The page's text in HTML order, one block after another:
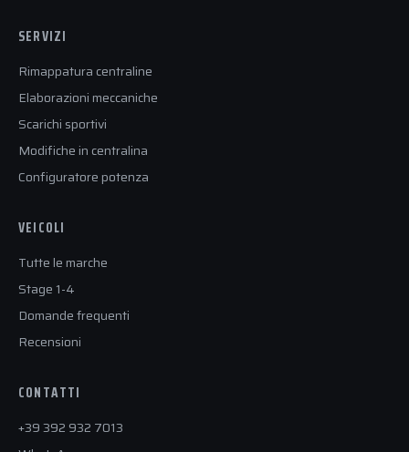
SERVIZI
Rimappatura centraline
Elaborazioni meccaniche
Scarichi sportivi
Modifiche in centralina
Configuratore potenza
VEICOLI
Tutte le marche
Stage 1-4
Domande frequenti
Recensioni
CONTATTI
+39 392 932 7013